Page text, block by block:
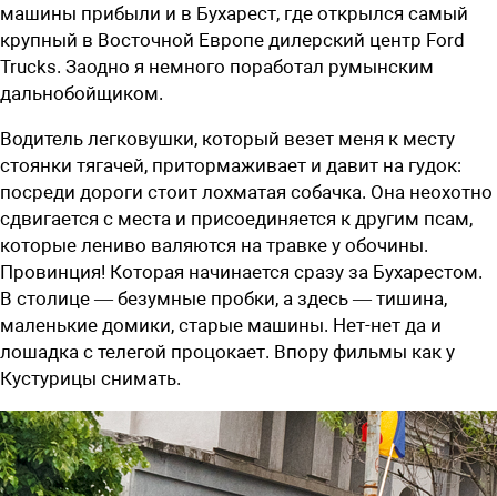
машины прибыли и в Бухарест, где открылся самый
крупный в Восточной Европе дилерский центр Ford
Trucks. Заодно я немного поработал румынским
дальнобойщиком.
Водитель легковушки, который везет меня к месту
стоянки тягачей, притормаживает и давит на гудок:
посреди дороги стоит лохматая собачка. Она неохотно
сдвигается с места и присоединяется к другим псам,
которые лениво валяются на травке у обочины.
Провинция! Которая начинается сразу за Бухарестом.
В столице — безумные пробки, а здесь — тишина,
маленькие домики, старые машины. ­Нет-нет да и
лошадка с телегой процокает. Впору фильмы как у
Кустурицы снимать.